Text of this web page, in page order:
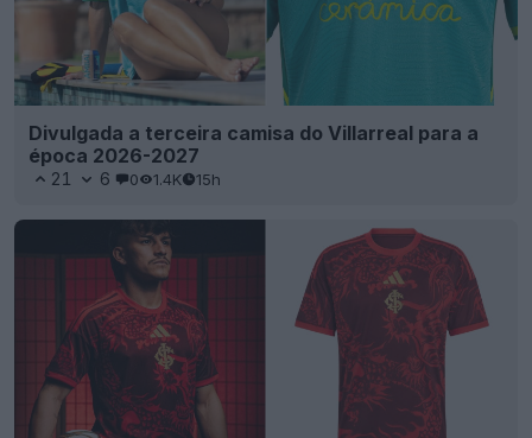
Divulgada a terceira camisa do Villarreal para a
época 2026-2027
21 6 0 1.4K 15h